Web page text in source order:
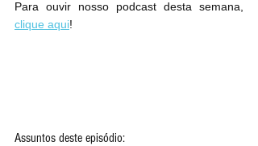
clique aqui!
Assuntos deste episódio: